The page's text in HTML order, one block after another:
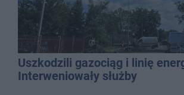
Uszkodzili gazociąg i linię
Interweniowały służby